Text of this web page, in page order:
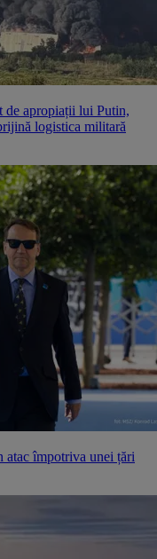
de apropiații lui Putin,
logistica militară
atac împotriva unei țări